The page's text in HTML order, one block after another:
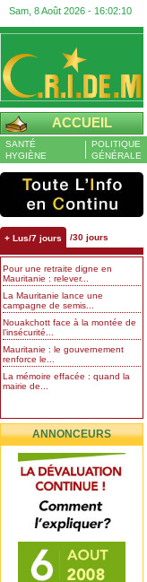
Sam, 8 Août 2026 - 16:02:11
ACCUEIL
SANTÉ
HYGIÈNE
POLITIQUE
GÉNÉRALE
+ Lus/7 jours /30 jours
Pour une retraite digne en
Mauritanie : relever...
La Mauritanie lance une
campagne de semis...
Nouakchott face à la montée de
l’insécurité...
Mauritanie : le gouvernement
renforce le...
La mémoire effacée : quand la
mairie de...
ANNONCEURS